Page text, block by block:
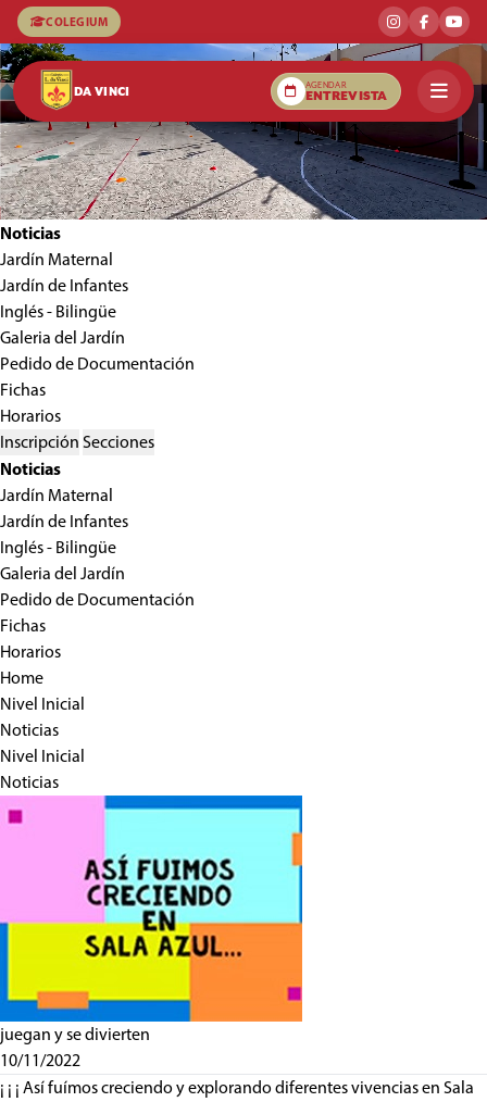
COLEGIUM
DA VINCI AGENDAR
ENTREVISTA
Noticias
Jardín Maternal
Jardín de Infantes
Inglés - Bilingüe
Galeria del Jardín
Pedido de Documentación
Fichas
Horarios
Inscripción Secciones
Noticias
Jardín Maternal
Jardín de Infantes
Inglés - Bilingüe
Galeria del Jardín
Pedido de Documentación
Fichas
Horarios
Home
Nivel Inicial
Noticias
Nivel Inicial
Noticias
juegan y se divierten
10/11/2022
¡ ¡ ¡ Así fuímos creciendo y explorando diferentes vivencias en Sala